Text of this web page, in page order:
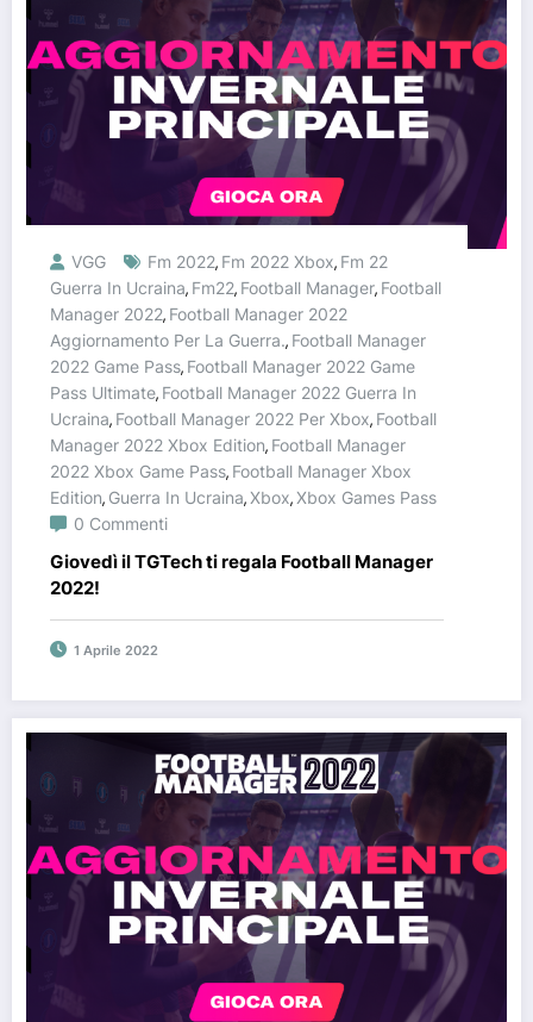
VGG Fm 2022, Fm 2022 Xbox, Fm 22
Guerra In Ucraina, Fm22, Football Manager, Football
Manager 2022, Football Manager 2022
Aggiornamento Per La Guerra., Football Manager
2022 Game Pass, Football Manager 2022 Game
Pass Ultimate, Football Manager 2022 Guerra In
Ucraina, Football Manager 2022 Per Xbox, Football
Manager 2022 Xbox Edition, Football Manager
2022 Xbox Game Pass, Football Manager Xbox
Edition, Guerra In Ucraina,Xbox,Xbox Games Pass
0 Commenti
Giovedì il TGTech ti regala Football Manager
2022!
1 Aprile 2022